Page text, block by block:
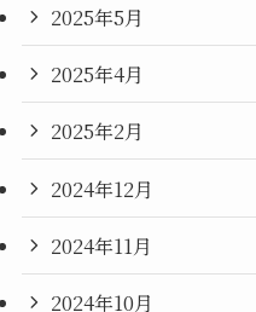
2025年5月
2025年4月
2025年2月
2024年12月
2024年11月
2024年10月